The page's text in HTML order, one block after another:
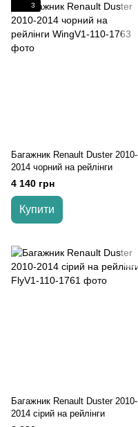
3
Багажник Renault Duster 2010-
2014 чорний на рейлінги
4 140 грн
Купити
Багажник Renault Duster 2010-
2014 cірий на рейлінги